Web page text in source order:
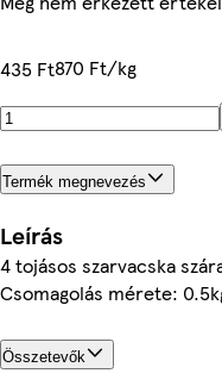
435 Ft870 Ft/kg
Termék megnevezés
Leírás
4 tojásos szarvacska
Csomagolás mérete:
Összetevők